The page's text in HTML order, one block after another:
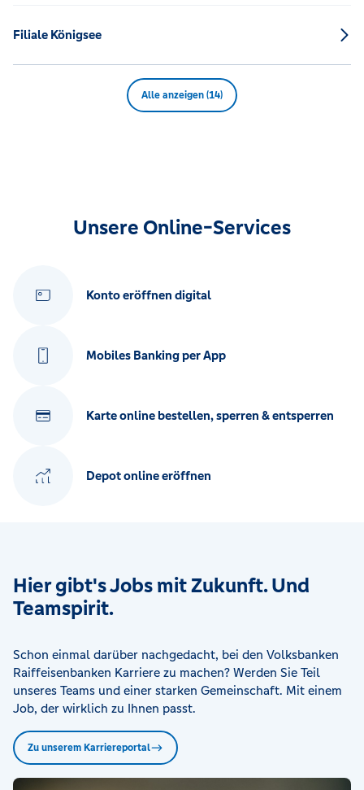
Filiale Königsee
Alle anzeigen (14)
Unsere Online-Services
Konto eröffnen digital
Mobiles Banking per App
Karte online bestellen, sperren & entsperren
Depot online eröffnen
Hier gibt's Jobs mit Zukunft. Und
Teamspirit.
Schon einmal darüber nachgedacht, bei den Volksbanken
Raiffeisenbanken Karriere zu machen? Werden Sie Teil
unseres Teams und einer starken Gemeinschaft. Mit einem
Job, der wirklich zu Ihnen passt.
Zu unserem Karriereportal